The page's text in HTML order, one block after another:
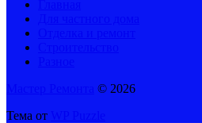
© 2026
Тема от